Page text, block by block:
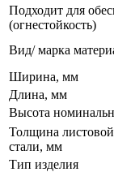
Подходит для
(огнестойкость)
Вид/ марка
Ширина, мм
Длина, мм
Высота
Толщина листовой
стали, мм
Тип изделия